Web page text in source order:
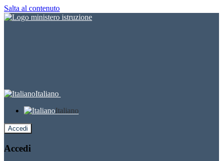
Salta al contenuto
Italiano
Italiano
Accedi
Accedi